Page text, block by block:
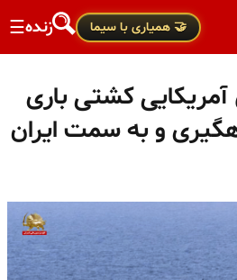
🤝 همیاری با سیما زنده☰
کشتی باری
و به سمت ایران